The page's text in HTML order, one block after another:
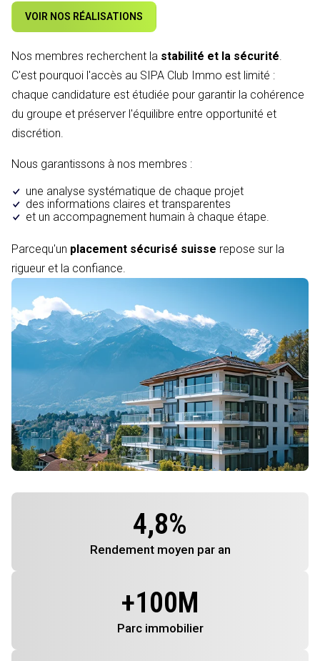
VOIR NOS RÉALISATIONS
Nos membres recherchent la stabilité et la sécurité.
C'est pourquoi l'accès au SIPA Club Immo est limité :
chaque candidature est étudiée pour garantir la cohérence
du groupe et préserver l'équilibre entre opportunité et
discrétion.
Nous garantissons à nos membres :
une analyse systématique de chaque projet
des informations claires et transparentes
et un accompagnement humain à chaque étape.
Parcequ'un placement sécurisé suisse repose sur la
rigueur et la confiance.
4,8%
Rendement moyen par an
+100M
Parc immobilier